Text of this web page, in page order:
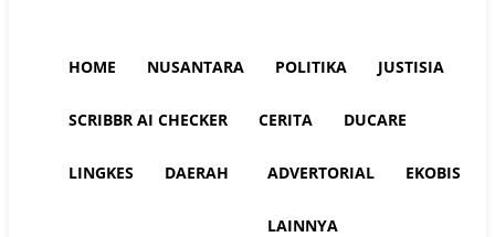
HOME NUSANTARA POLITIKA JUSTISIA
SCRIBBR AI CHECKER CERITA DUCARE
LINGKES DAERAH ADVERTORIAL EKOBIS
LAINNYA